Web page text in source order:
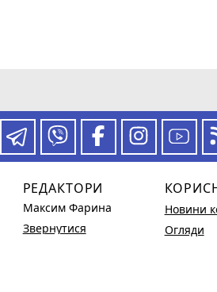
РЕДАКТОРИ
Максим Фарина
Звернутися
Новини
Огляди